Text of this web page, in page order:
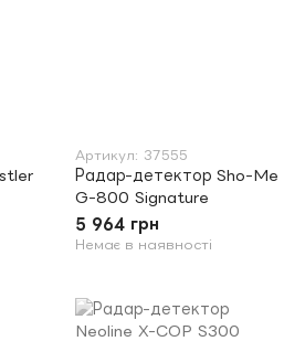
Артикул: 37555
Радар-детектор Sho-Me
G-800 Signature
5 964 грн
Немає в наявності